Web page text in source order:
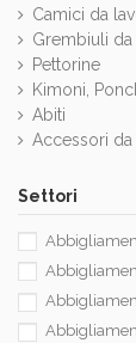
Camici da
Grembiuli
Pettorine
Kimoni,
Abiti
Accessori da
Settori